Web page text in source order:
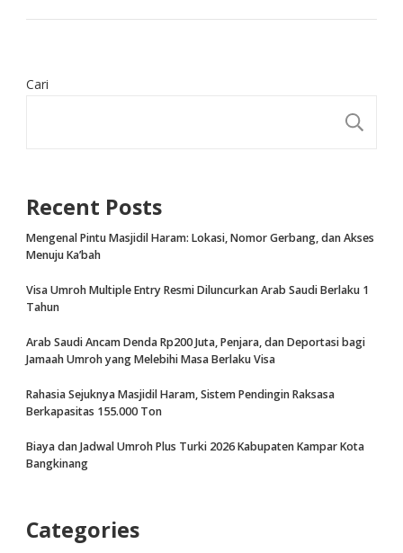
Cari
Recent Posts
Mengenal Pintu Masjidil Haram: Lokasi, Nomor Gerbang, dan Akses
Menuju Ka’bah
Visa Umroh Multiple Entry Resmi Diluncurkan Arab Saudi Berlaku 1
Tahun
Arab Saudi Ancam Denda Rp200 Juta, Penjara, dan Deportasi bagi
Jamaah Umroh yang Melebihi Masa Berlaku Visa
Rahasia Sejuknya Masjidil Haram, Sistem Pendingin Raksasa
Berkapasitas 155.000 Ton
Biaya dan Jadwal Umroh Plus Turki 2026 Kabupaten Kampar Kota
Bangkinang
Categories